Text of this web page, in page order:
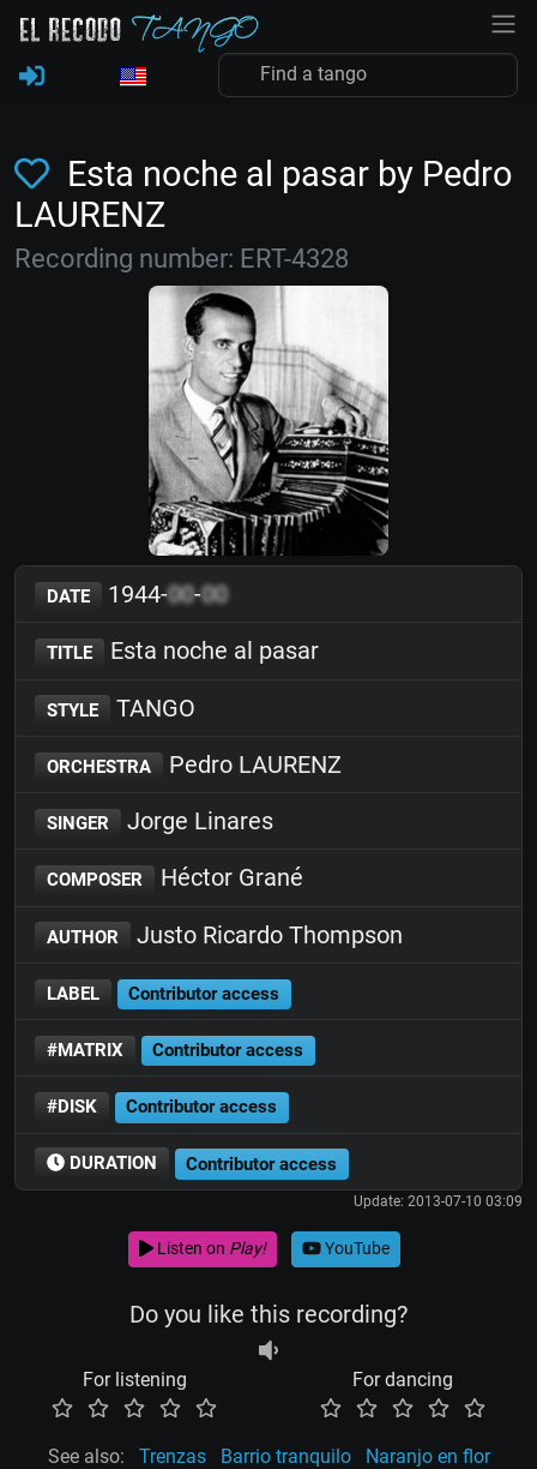
Esta noche al pasar by Pedro
LAURENZ
Recording number: ERT-4328
DATE 1944-00-00
TITLE Esta noche al pasar
STYLE TANGO
ORCHESTRA Pedro LAURENZ
SINGER Jorge Linares
COMPOSER Héctor Grané
AUTHOR Justo Ricardo Thompson
LABEL Contributor access
#MATRIX Contributor access
#DISK Contributor access
DURATION Contributor access
Update: 2013-07-10 03:09
Listen on Play! YouTube
Do you like this recording?
For listening For dancing
See also: Trenzas Barrio tranquilo Naranjo en flor